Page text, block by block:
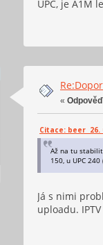
UPC, je A1M
«
Citace: beer 26.
Až na tu
150, u UPC
Já s nimi
uploadu.